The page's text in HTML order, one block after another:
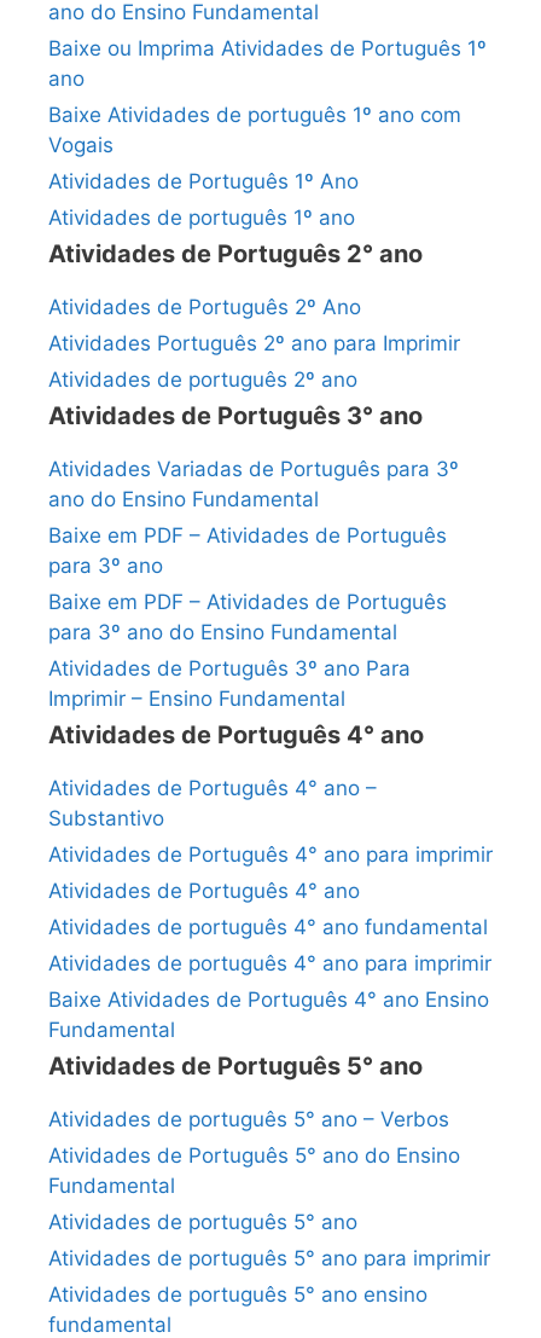
ano do Ensino Fundamental
Baixe ou Imprima Atividades de Português 1º
ano
Baixe Atividades de português 1º ano com
Vogais
Atividades de Português 1º Ano
Atividades de português 1º ano
Atividades de Português 2° ano
Atividades de Português 2º Ano
Atividades Português 2º ano para Imprimir
Atividades de português 2º ano
Atividades de Português 3° ano
Atividades Variadas de Português para 3º
ano do Ensino Fundamental
Baixe em PDF – Atividades de Português
para 3º ano
Baixe em PDF – Atividades de Português
para 3º ano do Ensino Fundamental
Atividades de Português 3º ano Para
Imprimir – Ensino Fundamental
Atividades de Português 4° ano
Atividades de Português 4° ano –
Substantivo
Atividades de Português 4° ano para imprimir
Atividades de Português 4° ano
Atividades de português 4° ano fundamental
Atividades de português 4° ano para imprimir
Baixe Atividades de Português 4° ano Ensino
Fundamental
Atividades de Português 5° ano
Atividades de português 5° ano – Verbos
Atividades de Português 5° ano do Ensino
Fundamental
Atividades de português 5° ano
Atividades de português 5° ano para imprimir
Atividades de português 5° ano ensino
fundamental